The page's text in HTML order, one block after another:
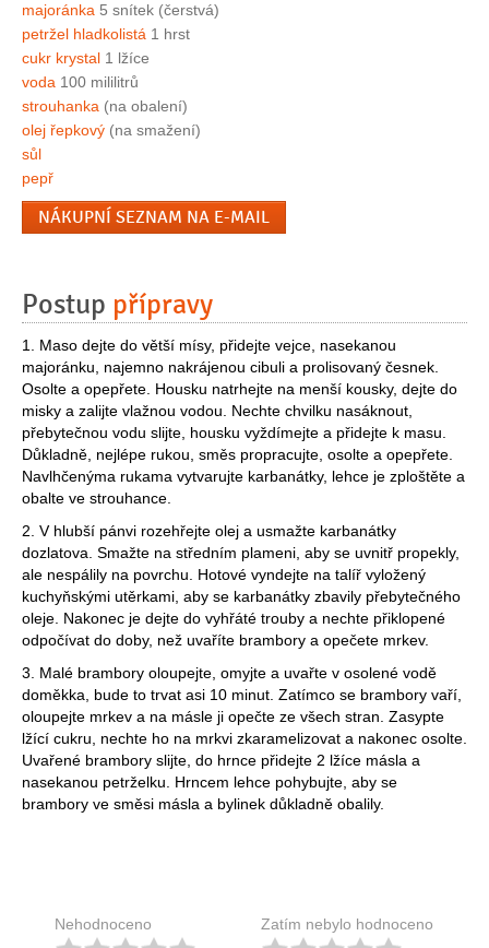
majoránka 5 snítek (čerstvá)
petržel hladkolistá 1 hrst
cukr krystal 1 lžíce
voda 100 mililitrů
strouhanka (na obalení)
olej řepkový (na smažení)
sůl
pepř
NÁKUPNÍ SEZNAM NA E-MAIL
Postup přípravy
1. Maso dejte do větší mísy, přidejte vejce, nasekanou
majoránku, najemno nakrájenou cibuli a prolisovaný česnek.
Osolte a opepřete. Housku natrhejte na menší kousky, dejte do
misky a zalijte vlažnou vodou. Nechte chvilku nasáknout,
přebytečnou vodu slijte, housku vyždímejte a přidejte k masu.
Důkladně, nejlépe rukou, směs propracujte, osolte a opepřete.
Navlhčenýma rukama vytvarujte karbanátky, lehce je zploštěte a
obalte ve strouhance.
2. V hlubší pánvi rozehřejte olej a usmažte karbanátky
dozlatova. Smažte na středním plameni, aby se uvnitř propekly,
ale nespálily na povrchu. Hotové vyndejte na talíř vyložený
kuchyňskými utěrkami, aby se karbanátky zbavily přebytečného
oleje. Nakonec je dejte do vyhřáté trouby a nechte přiklopené
odpočívat do doby, než uvaříte brambory a opečete mrkev.
3. Malé brambory oloupejte, omyjte a uvařte v osolené vodě
doměkka, bude to trvat asi 10 minut. Zatímco se brambory vaří,
oloupejte mrkev a na másle ji opečte ze všech stran. Zasypte
lžící cukru, nechte ho na mrkvi zkaramelizovat a nakonec osolte.
Uvařené brambory slijte, do hrnce přidejte 2 lžíce másla a
nasekanou petrželku. Hrncem lehce pohybujte, aby se
brambory ve směsi másla a bylinek důkladně obalily.
Nehodnoceno Zatím nebylo hodnoceno